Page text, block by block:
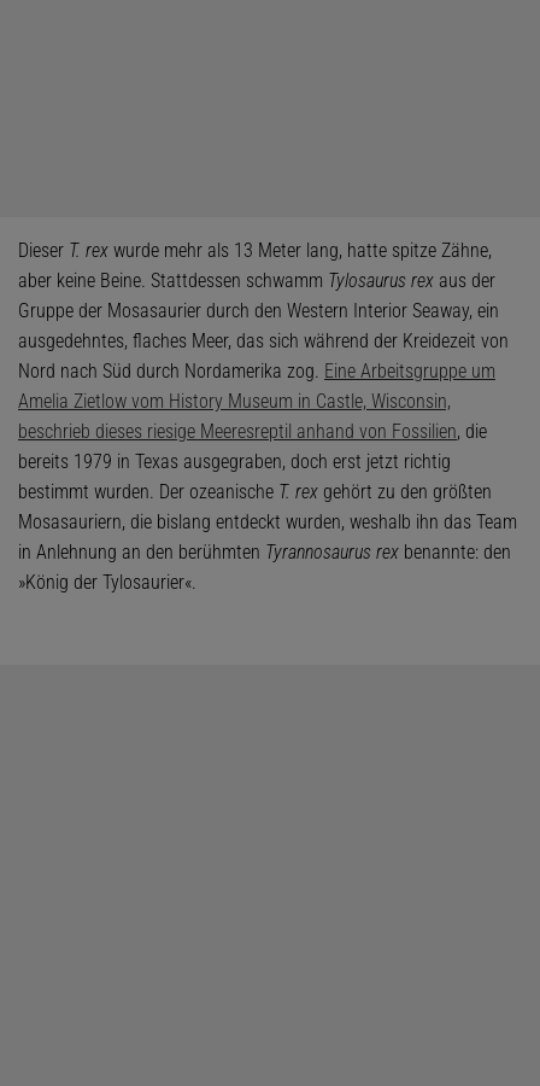
Dieser T. rex wurde mehr als 13 Meter lang, hatte spitze Zähne,
aber keine Beine. Stattdessen schwamm Tylosaurus rex aus der
Gruppe der Mosasaurier durch den Western Interior Seaway, ein
ausgedehntes, flaches Meer, das sich während der Kreidezeit von
Nord nach Süd durch Nordamerika zog. Eine Arbeitsgruppe um
Amelia Zietlow vom History Museum in Castle, Wisconsin,
beschrieb dieses riesige Meeresreptil anhand von Fossilien, die
bereits 1979 in Texas ausgegraben, doch erst jetzt richtig
bestimmt wurden. Der ozeanische T. rex gehört zu den größten
Mosasauriern, die bislang entdeckt wurden, weshalb ihn das Team
in Anlehnung an den berühmten Tyrannosaurus rex benannte: den
»König der Tylosaurier«.